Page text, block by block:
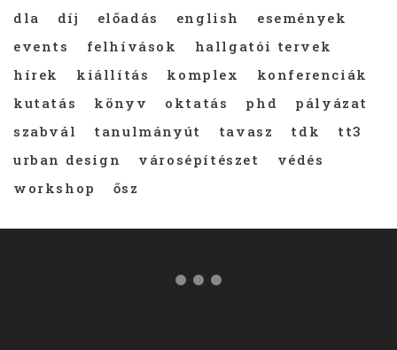
dla
díj előadás english
események
events
felhívások
hallgatói tervek
hírek
kiállítás komplex
konferenciák
kutatás
könyv oktatás phd
pályázat
szabvál
tanulmányút tavasz tdk
tt3
urban design
városépítészet
védés
workshop
ősz